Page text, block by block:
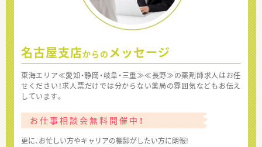
名古屋支店からの メッセージ
東海エリア≪愛知・静岡・岐阜・三重≫≪長野≫の薬剤師求人はお任
せください！求人票だけでは分からない薬局の雰囲気などもお伝え
しています。
お仕事相談会無料開催中！
更に、お忙しい方やキャリアの棚卸がしたい方に朗報!